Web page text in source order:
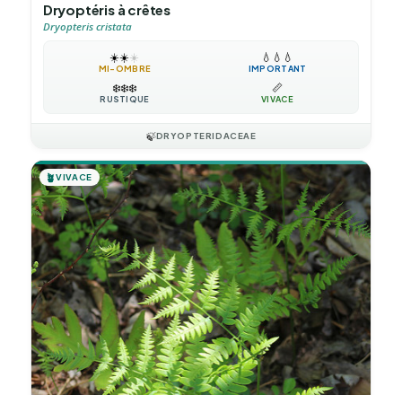
Dryoptéris à crêtes
Dryopteris cristata
☀️☀️☀️
MI-OMBRE
💧 💧 💧
IMPORTANT
❄️❄️❄️
RUSTIQUE
📏
VIVACE
🍃DRYOPTERIDACEAE
🪴VIVACE